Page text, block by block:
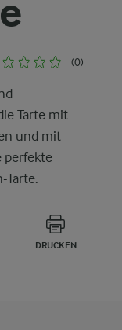
(0)
Tarte mit
und mit
perfekte
Tarte.
DRUCKEN